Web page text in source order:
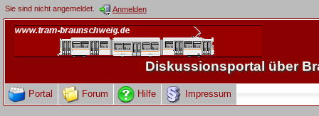
Sie sind nicht angemeldet. Anmelden
Diskussionsportal über
Portal Forum Hilfe Impressum